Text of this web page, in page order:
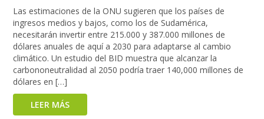
Las estimaciones de la ONU sugieren que los países de
ingresos medios y bajos, como los de Sudamérica,
necesitarán invertir entre 215.000 y 387.000 millones de
dólares anuales de aquí a 2030 para adaptarse al cambio
climático. Un estudio del BID muestra que alcanzar la
carbononeutralidad al 2050 podría traer 140,000 millones de
dólares en […]
LEER MÁS